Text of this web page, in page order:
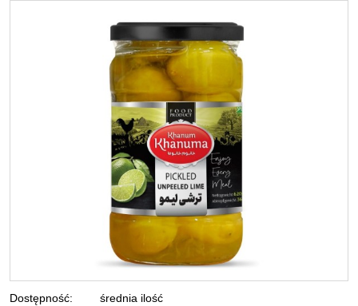
Dostępność:
średnia ilość